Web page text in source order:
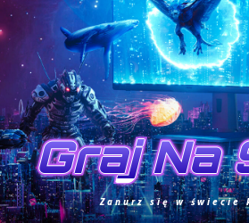
Graj Na
Zanurz się w świecie